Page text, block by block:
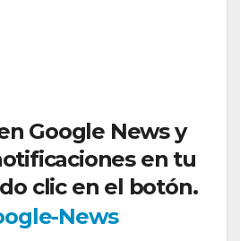
Google News y
en tu
clic en el botón.